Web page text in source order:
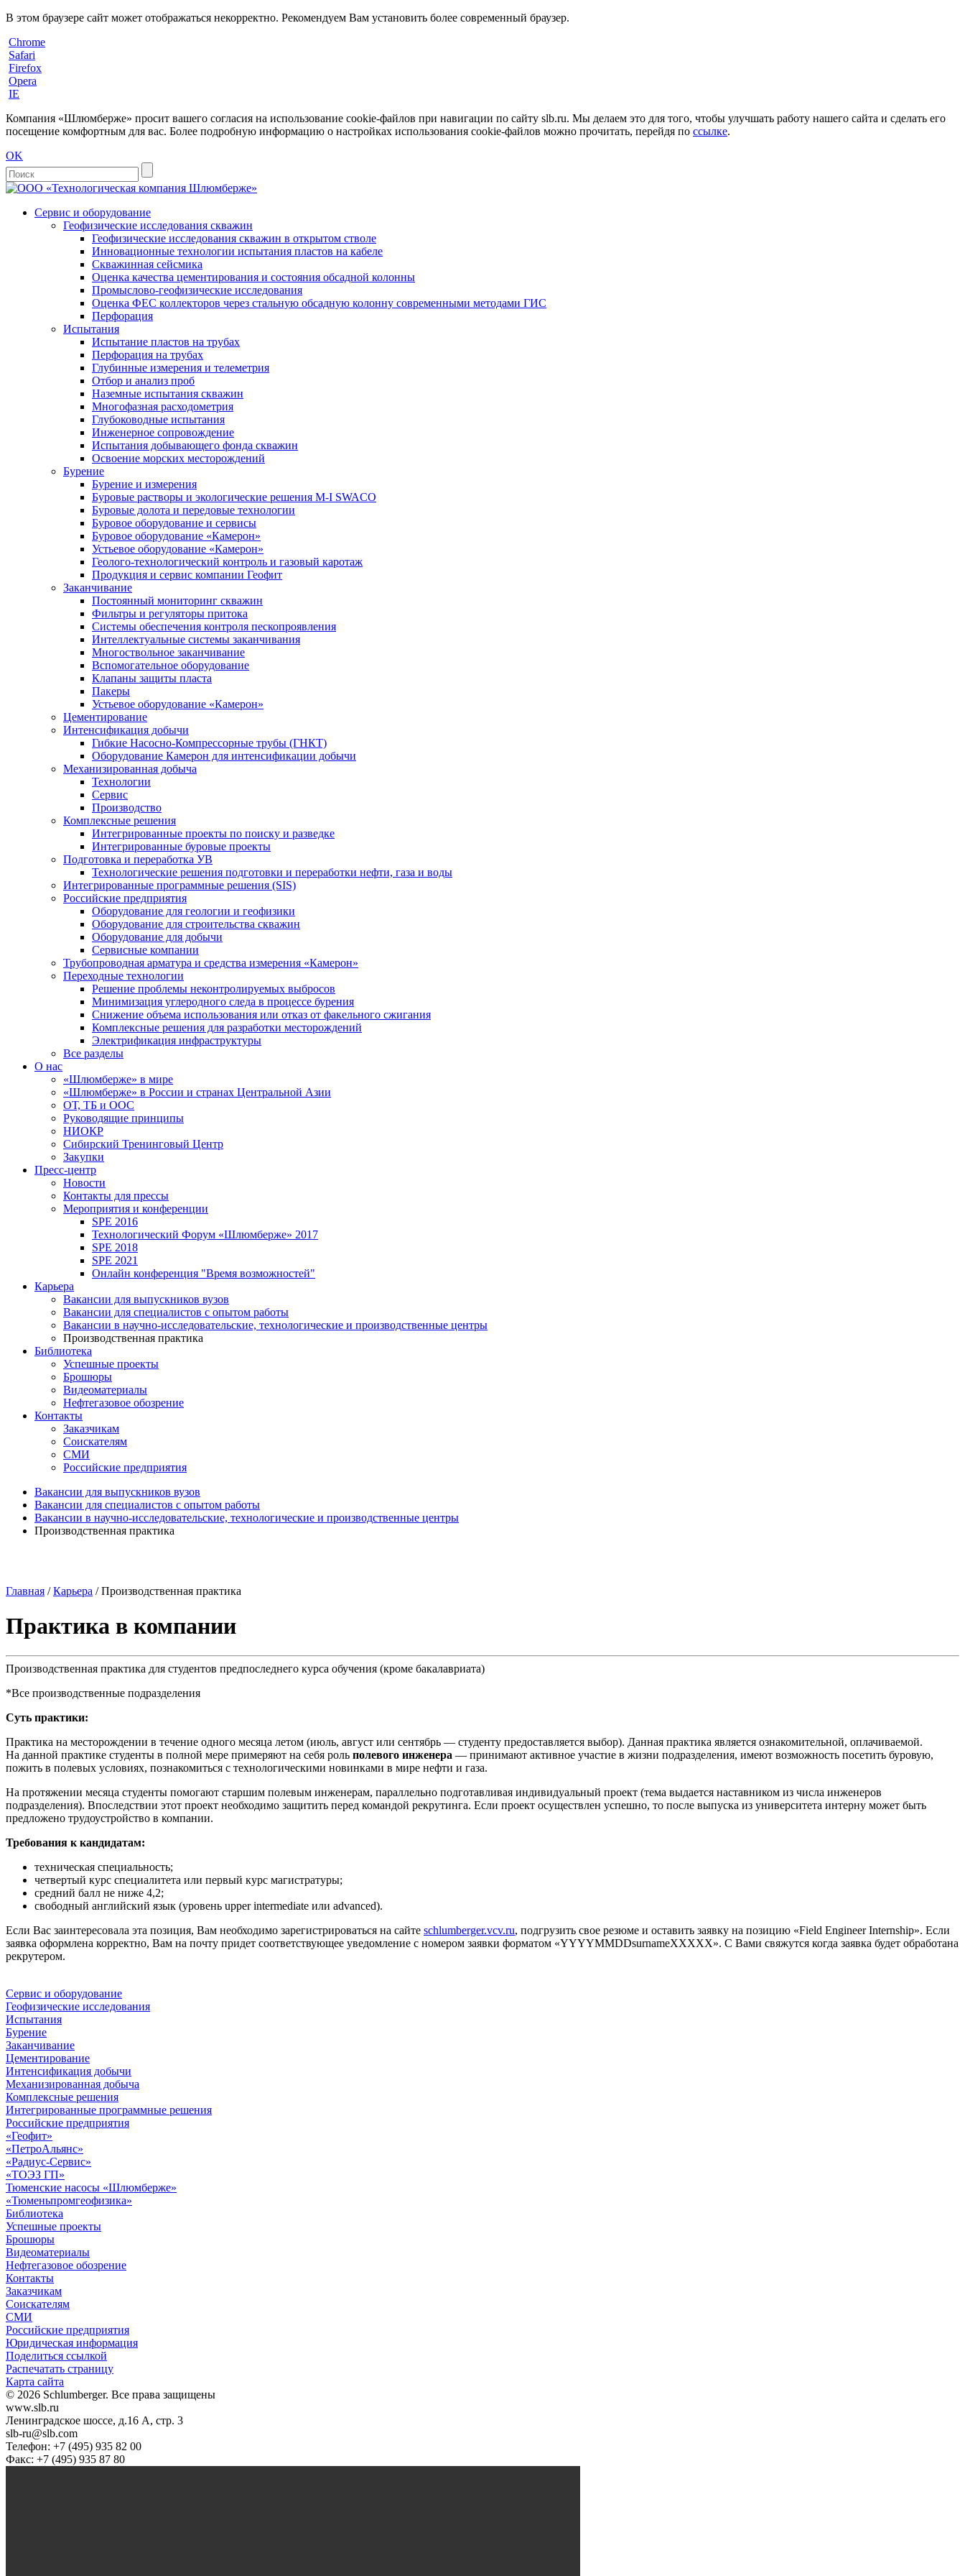
В этом браузере сайт может отображаться некорректно. Рекомендуем Вам установить более современный браузер.
Chrome
Safari
Firefox
Opera
IE
Компания «Шлюмберже» просит вашего согласия на использование cookie-файлов при навигации по сайту slb.ru. Мы делаем это для того, чтобы улучшать работу нашего сайта и сделать его
посещение комфортным для вас. Более подробную информацию о настройках использования cookie-файлов можно прочитать, перейдя по ссылке.
OK
Сервис и оборудование
Геофизические исследования скважин
Геофизические исследования скважин в открытом стволе
Инновационные технологии испытания пластов на кабеле
Скважинная сейсмика
Оценка качества цементирования и состояния обсадной колонны
Промыслово-геофизические исследования
Оценка ФЕС коллекторов через стальную обсадную колонну современными методами ГИС
Перфорация
Испытания
Испытание пластов на трубах
Перфорация на трубах
Глубинные измерения и телеметрия
Отбор и анализ проб
Наземные испытания скважин
Многофазная расходометрия
Глубоководные испытания
Инженерное сопровождение
Испытания добывающего фонда скважин
Освоение морских месторождений
Бурение
Бурение и измерения
Буровые растворы и экологические решения M-I SWACO
Буровые долота и передовые технологии
Буровое оборудование и сервисы
Буровое оборудование «Камерон»
Устьевое оборудование «Камерон»
Геолого-технологический контроль и газовый каротаж
Продукция и сервис компании Геофит
Заканчивание
Постоянный мониторинг скважин
Фильтры и регуляторы притока
Cистемы обеспечения контроля пескопроявления
Интеллектуальные системы заканчивания
Многоствольное заканчивание
Вспомогательное оборудование
Клапаны защиты пласта
Пакеры
Устьевое оборудование «Камерон»
Цементирование
Интенсификация добычи
Гибкие Насосно-Компрессорные трубы (ГНКТ)
Оборудование Камерон для интенсификации добычи
Механизированная добыча
Технологии
Сервис
Производство
Комплексные решения
Интегрированные проекты по поиску и разведке
Интегрированные буровые проекты
Подготовка и переработка УВ
Технологические решения подготовки и переработки нефти, газа и воды
Интегрированные программные решения (SIS)
Российские предприятия
Оборудование для геологии и геофизики
Оборудование для строительства скважин
Оборудование для добычи
Сервисные компании
Трубопроводная арматура и средства измерения «Камерон»
Переходные технологии
Решение проблемы неконтролируемых выбросов
Минимизация углеродного следа в процессе бурения
Снижение объема использования или отказ от факельного сжигания
Комплексные решения для разработки месторождений
Электрификация инфраструктуры
Все разделы
О нас
«Шлюмберже» в мире
«Шлюмберже» в России и странах Центральной Азии
ОТ, ТБ и ООС
Руководящие принципы
НИОКР
Сибирский Тренинговый Центр
Закупки
Пресс-центр
Новости
Контакты для прессы
Мероприятия и конференции
SPE 2016
Технологический Форум «Шлюмберже» 2017
SPE 2018
SPE 2021
Онлайн конференция "Время возможностей"
Карьера
Вакансии для выпускников вузов
Вакансии для специалистов с опытом работы
Вакансии в научно-исследовательские, технологические и производственные центры
Производственная практика
Библиотека
Успешные проекты
Брошюры
Видеоматериалы
Нефтегазовое обозрение
Контакты
Заказчикам
Соискателям
СМИ
Российские предприятия
Вакансии для выпускников вузов
Вакансии для специалистов с опытом работы
Вакансии в научно-исследовательские, технологические и производственные центры
Производственная практика
Главная /Карьера /Производственная практика
Практика в компании
Производственная практика для студентов предпоследнего курса обучения (кроме бакалавриата)
*Все производственные подразделения
Суть практики:
Практика на месторождении в течение одного месяца летом (июль, август или сентябрь — студенту предоставляется выбор). Данная практика является ознакомительной, оплачиваемой.
На данной практике студенты в полной мере примеряют на себя роль полевого инженера — принимают активное участие в жизни подразделения, имеют возможность посетить буровую,
пожить в полевых условиях, познакомиться с технологическими новинками в мире нефти и газа.
На протяжении месяца студенты помогают старшим полевым инженерам, параллельно подготавливая индивидуальный проект (тема выдается наставником из числа инженеров
подразделения). Впоследствии этот проект необходимо защитить перед командой рекрутинга. Если проект осуществлен успешно, то после выпуска из университета интерну может быть
предложено трудоустройство в компании.
Требования к кандидатам:
техническая специальность;
четвертый курс специалитета или первый курс магистратуры;
средний балл не ниже 4,2;
свободный английский язык (уровень upper intermediate или advanced).
Если Вас заинтересовала эта позиция, Вам необходимо зарегистрироваться на сайте schlumberger.vcv.ru, подгрузить свое резюме и оставить заявку на позицию «Field Engineer Internship». Если
заявка оформлена корректно, Вам на почту придет соответствующее уведомление с номером заявки форматом «YYYYMMDDsurnameXXXXX». С Вами свяжутся когда заявка будет обработана
рекрутером.
Сервис и оборудование
Геофизические исследования
Испытания
Бурение
Заканчивание
Цементирование
Интенсификация добычи
Механизированная добыча
Комплексные решения
Интегрированные программные решения
Российские предприятия
«Геофит»
«ПетроАльянс»
«Радиус-Сервис»
«ТОЭЗ ГП»
Тюменские насосы «Шлюмберже»
«Тюменьпромгеофизика»
Библиотека
Успешные проекты
Брошюры
Видеоматериалы
Нефтегазовое обозрение
Контакты
Заказчикам
Соискателям
СМИ
Российские предприятия
Юридическая информация
Поделиться ссылкой
Распечатать страницу
Карта сайта
© 2026 Schlumberger. Все права защищены
www.slb.ru
Ленинградское шоссе, д.16 А, стр. 3
slb-ru@slb.com
Телефон: +7 (495) 935 82 00
Факс: +7 (495) 935 87 80